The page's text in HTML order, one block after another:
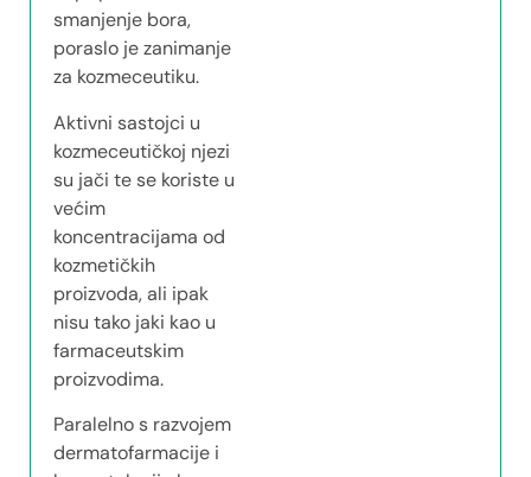
smanjenje bora,
poraslo je zanimanje
za kozmeceutiku.
Aktivni sastojci u
kozmeceutičkoj njezi
su jači te se koriste u
većim
koncentracijama od
kozmetičkih
proizvoda, ali ipak
nisu tako jaki kao u
farmaceutskim
proizvodima.
Paralelno s razvojem
dermatofarmacije i